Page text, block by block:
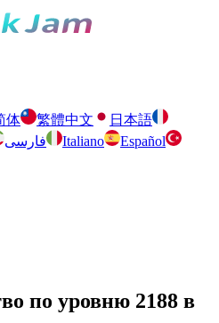
体 繁體中文
日本語
فارسی Italiano
Español
по уровню 2188 в